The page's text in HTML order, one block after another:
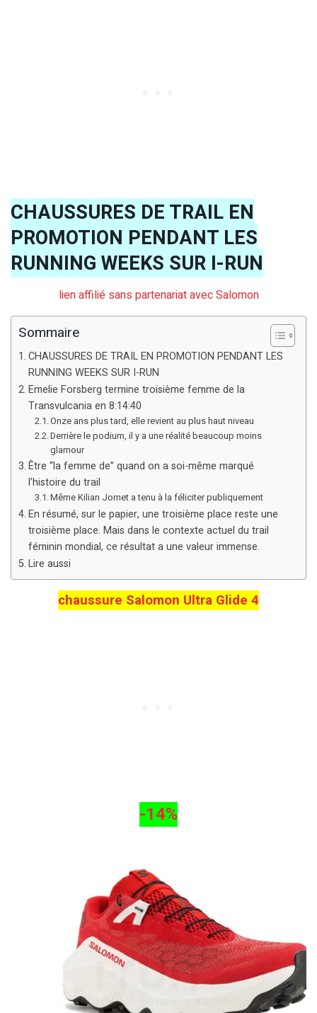
CHAUSSURES DE TRAIL EN
PROMOTION PENDANT LES
RUNNING WEEKS SUR I-RUN
lien affilié sans partenariat avec Salomon
Sommaire
CHAUSSURES DE TRAIL EN PROMOTION PENDANT LES
RUNNING WEEKS SUR I-RUN
Emelie Forsberg termine troisième femme de la
Transvulcania en 8:14:40
Onze ans plus tard, elle revient au plus haut niveau
Derrière le podium, il y a une réalité beaucoup moins
glamour
Être “la femme de” quand on a soi-même marqué
l’histoire du trail
Même Kilian Jornet a tenu à la féliciter publiquement
En résumé, sur le papier, une troisième place reste une
troisième place. Mais dans le contexte actuel du trail
féminin mondial, ce résultat a une valeur immense.
Lire aussi
chaussure Salomon Ultra Glide 4
-14%